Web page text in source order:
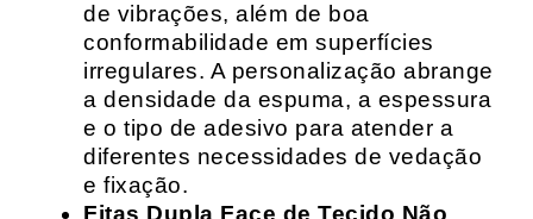
de vibrações, além de boa
conformabilidade em superfícies
irregulares. A personalização abrange
a densidade da espuma, a espessura
e o tipo de adesivo para atender a
diferentes necessidades de vedação
e fixação.
Fitas Dupla Face de Tecido Não